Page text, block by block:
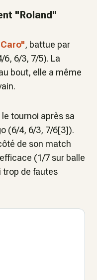
"Roland"
, battue par
6, 6/3, 7/5). La
bout, elle a même
tournoi après sa
(6/4, 6/3, 7/6[3]).
de son match
(1/7 sur balle
de fautes